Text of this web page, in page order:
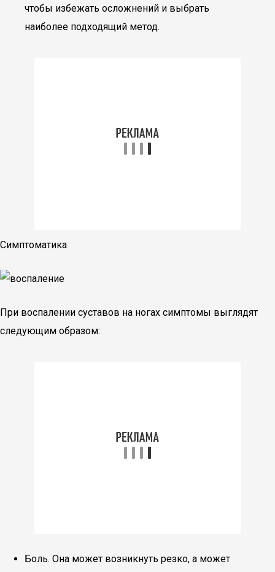
чтобы избежать осложнений и выбрать
наиболее подходящий метод.
Симптоматика
При воспалении суставов на ногах симптомы выглядят
следующим образом:
Боль. Она может возникнуть резко, а может